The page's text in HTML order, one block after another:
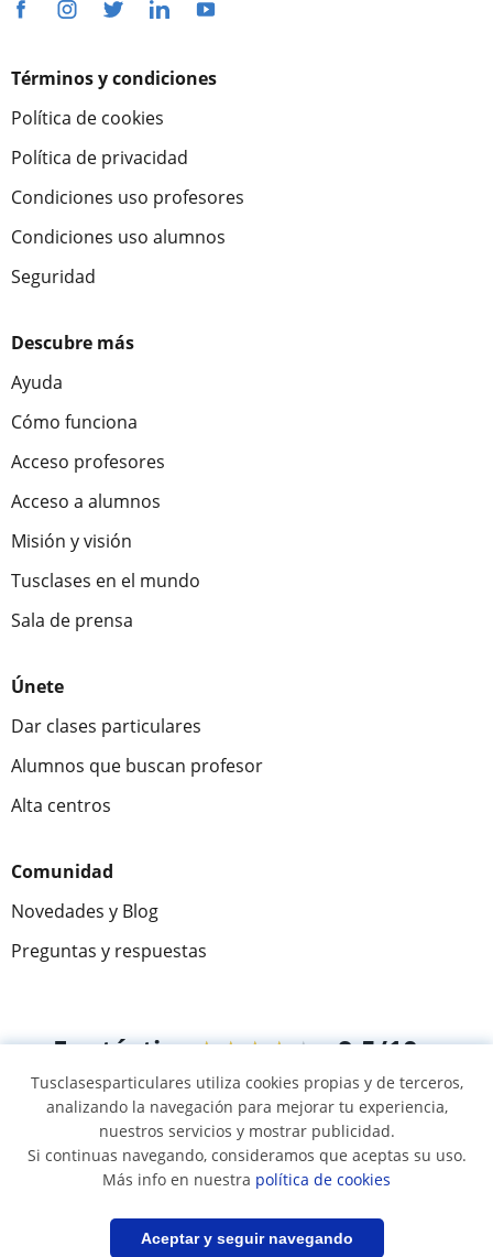
Guardar búsqueda
Términos y condiciones
Política de cookies
Política de privacidad
Condiciones uso profesores
Condiciones uso alumnos
Seguridad
Descubre más
Ayuda
Cómo funciona
Acceso profesores
Acceso a alumnos
Misión y visión
Tusclases en el mundo
Sala de prensa
Únete
Dar clases particulares
Alumnos que buscan profesor
Alta centros
Comunidad
Novedades y Blog
Preguntas y respuestas
Fantástica★★★★★ 9,5/10
305883 opiniones de alumnos
© 2007 - 2026 Tus clases particulares
Mapa web:Profesores particulares
Tusclasesparticulares utiliza cookies propias y de terceros,
analizando la navegación para mejorar tu experiencia,
nuestros servicios y mostrar publicidad.
Si continuas navegando, consideramos que aceptas su uso.
Más info en nuestra política de cookies
Aceptar y seguir navegando